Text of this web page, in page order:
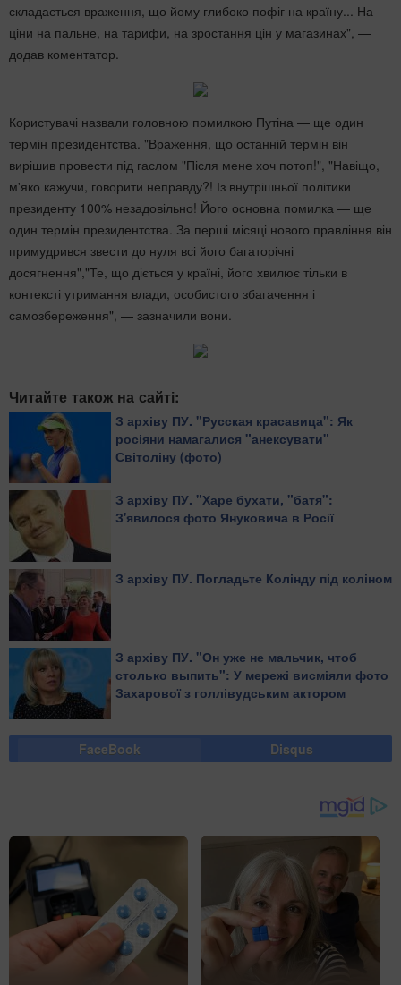
складається враження, що йому глибоко пофіг на країну... На
ціни на пальне, на тарифи, на зростання цін у магазинах", —
додав коментатор.
Користувачі назвали головною помилкою Путіна — ще один
термін президентства. "Враження, що останній термін він
вирішив провести під гаслом "Після мене хоч потоп!", "Навіщо,
м'яко кажучи, говорити неправду?! Із внутрішньої політики
президенту 100% незадовільно! Його основна помилка — ще
один термін президентства. За перші місяці нового правління він
примудрився звести до нуля всі його багаторічні
досягнення","Те, що діється у країні, його хвилює тільки в
контексті утримання влади, особистого збагачення і
самозбереження", — зазначили вони.
Читайте також на сайті:
З архіву ПУ. "Русская красавица": Як
росіяни намагалися "анексувати"
Світоліну (фото)
З архіву ПУ. "Харе бухати, "батя":
З'явилося фото Януковича в Росії
З архіву ПУ. Погладьте Колінду під коліном
З архіву ПУ. "Он уже не мальчик, чтоб
столько выпить": У мережі висміяли фото
Захарової з голлівудським актором
FaceBook Disqus